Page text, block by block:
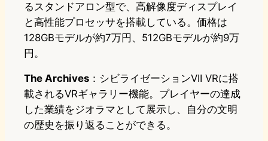
るスタンドアロン型で、高解像度ディスプレイ
と高性能プロセッサを搭載している。価格は
128GBモデルが約7万円、512GBモデルが約9万
円。
The Archives ：シビライゼーションVII VRに搭
載されるVRギャラリー機能。プレイヤーの達成
した業績をジオラマとして展示し、自分の文明
の歴史を振り返ることができる。